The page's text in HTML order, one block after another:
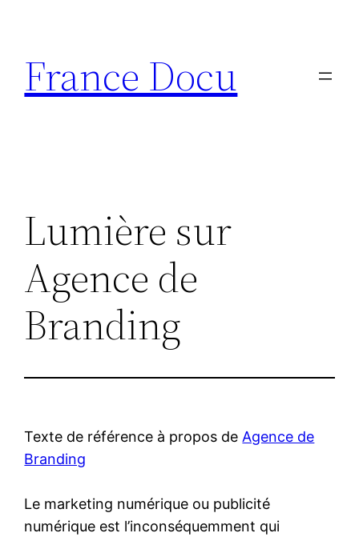
contenu
France Docu
Lumière sur
Agence de
Branding
Texte de référence à propos de Agence de
Branding
Le marketing numérique ou publicité
numérique est l’inconséquemment qui